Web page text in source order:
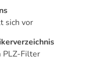
sich vor
Filter